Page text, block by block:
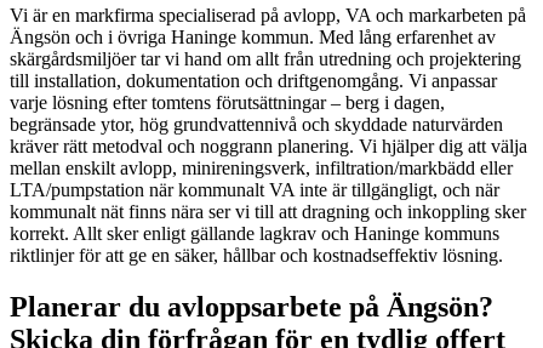
Vi är en markfirma specialiserad på avlopp, VA och markarbeten på
Ängsön och i övriga Haninge kommun. Med lång erfarenhet av
skärgårdsmiljöer tar vi hand om allt från utredning och projektering
till installation, dokumentation och driftgenomgång. Vi anpassar
varje lösning efter tomtens förutsättningar – berg i dagen,
begränsade ytor, hög grundvattennivå och skyddade naturvärden
kräver rätt metodval och noggrann planering. Vi hjälper dig att välja
mellan enskilt avlopp, minireningsverk, infiltration/markbädd eller
LTA/pumpstation när kommunalt VA inte är tillgängligt, och när
kommunalt nät finns nära ser vi till att dragning och inkoppling sker
korrekt. Allt sker enligt gällande lagkrav och Haninge kommuns
riktlinjer för att ge en säker, hållbar och kostnadseffektiv lösning.
Planerar du avloppsarbete på Ängsön?
Skicka din förfrågan för en tydlig offert